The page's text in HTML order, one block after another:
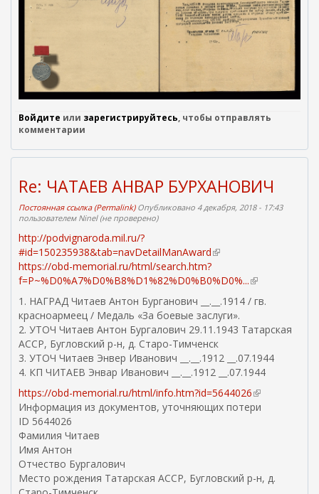
с
ы
л
Войдите или зарегистрируйтесь, чтобы отправлять
комментарии
Re: ЧАТАЕВ АНВАР БУРХАНОВИЧ
Постоянная ссылка (Permalink)Опубликовано 4 декабря, 2018 - 17:43
пользователем Ninel (не проверено)
http://podvignaroda.mil.ru/?
#id=150235938&tab=navDetailManAward(
н
ш
н
я
я
с
с
ы
л
https://obd-memorial.ru/html/search.htm?
f=P~%D0%A7%D0%B8%D1%82%D0%B0%D0%...(
в
н
ш
н
я
я
с
с
)
1. НАГРАД Читаев Антон Бурганович __.__.1914 / гв.
красноармеец / Медаль «За боевые заслуги».
2. УТОЧ Читаев Антон Бургалович 29.11.1943 Татарская
АССР, Бугловский р-н, д. Старо-Тимченск
3. УТОЧ Читаев Энвер Иванович __.__.1912 __.07.1944
4. КП ЧИТАЕВ Энвар Иванович __.__.1912 __.07.1944
https://obd-memorial.ru/html/info.htm?id=5644026(
в
я
Информация из документов, уточняющих потери
ID 5644026
Фамилия Читаев
Имя Антон
Отчество Бургалович
Место рождения Татарская АССР, Бугловский р-н, д.